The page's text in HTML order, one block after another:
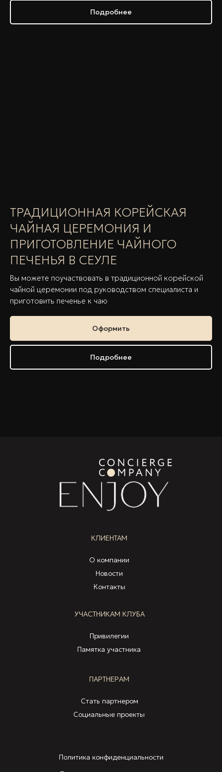
Подробнее
ТРАДИЦИОННАЯ КОРЕЙСКАЯ
ЧАЙНАЯ ЦЕРЕМОНИЯ И
ПРИГОТОВЛЕНИЕ ЧАЙНОГО
ПЕЧЕНЬЯ В СЕУЛЕ
Вы можете поучаствовать в традиционной корейской
чайной церемонии под руководством специалиста и
приготовить печенье к чаю
Оформить
Подробнее
КЛИЕНТАМ
УЧАСТНИКАМ КЛУБА
ПАРТНЕРАМ
О компании
Привилегии
Стать партнером
Новости
Памятка участника
Социальные проекты
Контакты
Политика конфиденциальности